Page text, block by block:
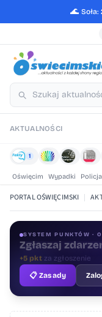
🌊 Soła:
AKTUALNOŚCI
1
Oświęcim Wypadki Policja
PORTAL OŚWIĘCIMSKI |
SYSTEM PUNKTÓW ·
Oceniaj treści
+1 pktza ocenę
📋 Zasady